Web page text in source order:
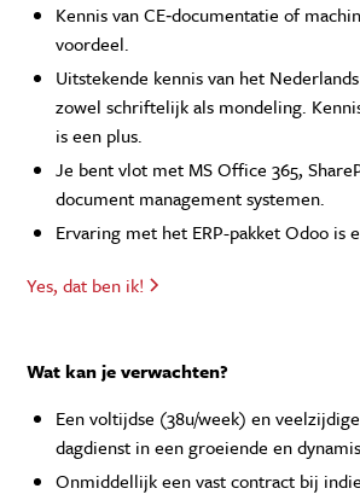
Kennis van CE‑documentatie of
voordeel.
Uitstekende kennis van het
zowel schriftelijk als mondeling.
is een plus.
Je bent vlot met MS Office 365,
document management systemen.
Ervaring met het ERP-pakket Odoo is
Yes, dat ben ik!
Wat kan je verwachten?
Een voltijdse (38u/week) en
dagdienst in een groeiende en
Onmiddellijk een vast contract bij